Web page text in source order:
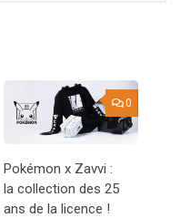
0
Pokémon x Zavvi :
la collection des 25
ans de la licence !